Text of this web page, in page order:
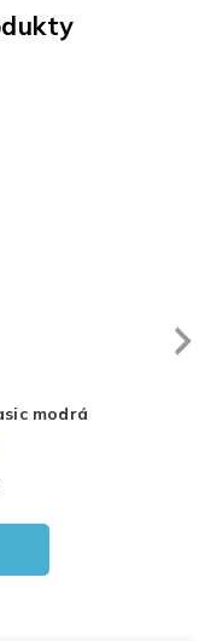
modrá
Next